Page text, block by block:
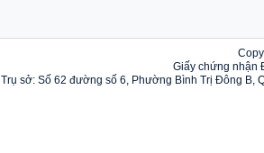
Giấy chứng nhận
Trụ sở: Số 62 đường số 6, Phường Bình Trị Đông B,